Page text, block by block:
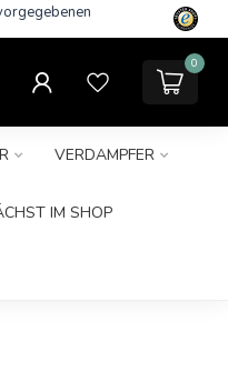
0
VERDAMPFER
IM SHOP